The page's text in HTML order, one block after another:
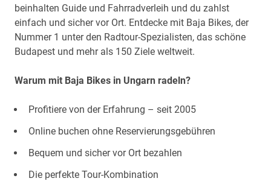
beinhalten Guide und Fahrradverleih und du zahlst
einfach und sicher vor Ort. Entdecke mit Baja Bikes, der
Nummer 1 unter den Radtour-Spezialisten, das schöne
Budapest und mehr als 150 Ziele weltweit.
Warum mit Baja Bikes in Ungarn radeln?
Profitiere von der Erfahrung – seit 2005
Online buchen ohne Reservierungsgebühren
Bequem und sicher vor Ort bezahlen
Die perfekte Tour-Kombination